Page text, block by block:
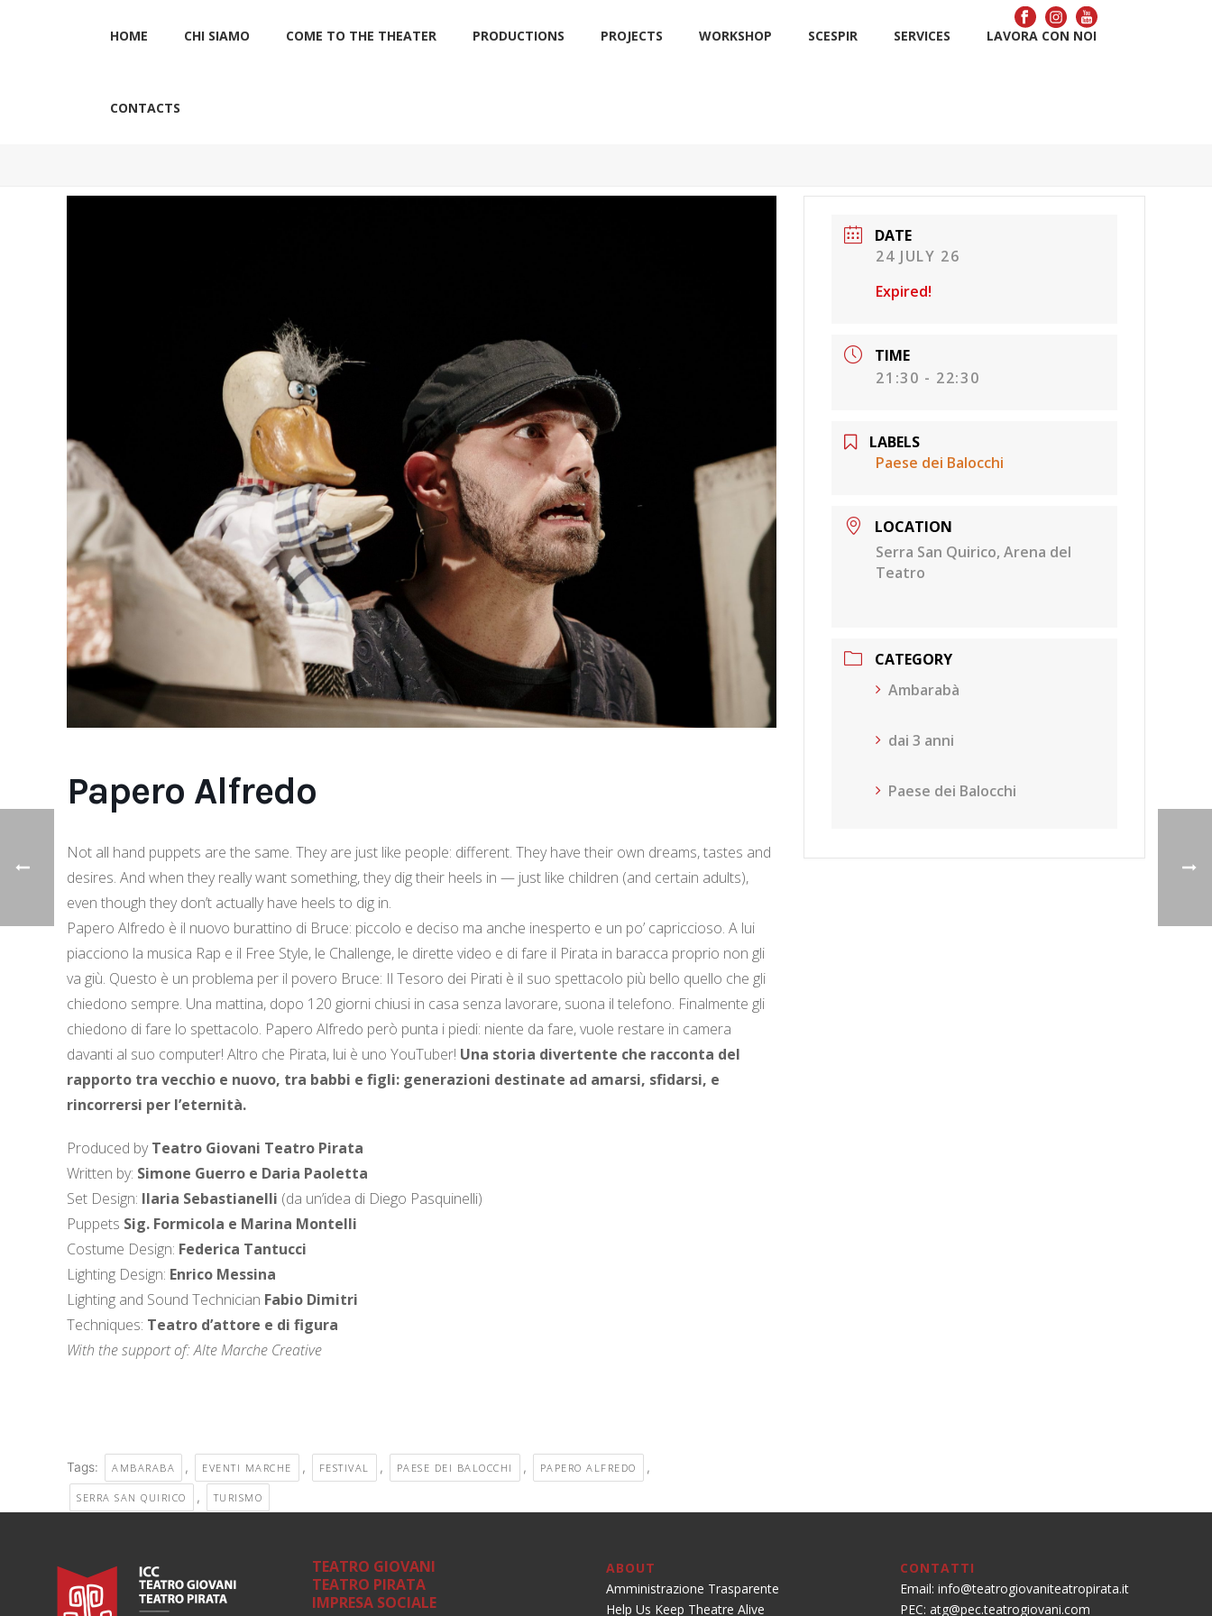
HOME CHI SIAMO COME TO THE THEATER PRODUCTIONS PROJECTS WORKSHOP SCÉSPIR SERVICES LAVORA CON NOI
CONTACTS
Papero Alfredo
Not all hand puppets are the same. They are just like people: different. They have their own dreams, tastes and
desires. And when they really want something, they dig their heels in — just like children (and certain adults),
even though they don’t actually have heels to dig in.
Papero Alfredo è il nuovo burattino di Bruce: piccolo e deciso ma anche inesperto e un po’ capriccioso. A lui
piacciono la musica Rap e il Free Style, le Challenge, le dirette video e di fare il Pirata in baracca proprio non gli
va giù. Questo è un problema per il povero Bruce: Il Tesoro dei Pirati è il suo spettacolo più bello quello che gli
chiedono sempre. Una mattina, dopo 120 giorni chiusi in casa senza lavorare, suona il telefono. Finalmente gli
chiedono di fare lo spettacolo. Papero Alfredo però punta i piedi: niente da fare, vuole restare in camera
davanti al suo computer! Altro che Pirata, lui è uno YouTuber! Una storia divertente che racconta del
rapporto tra vecchio e nuovo, tra babbi e figli: generazioni destinate ad amarsi, sfidarsi, e
rincorrersi per l’eternità.
Produced byTeatro Giovani Teatro Pirata
Written by: Simone Guerro e Daria Paoletta
Set Design: Ilaria Sebastianelli (da un’idea di Diego Pasquinelli)
Puppets Sig. Formicola e Marina Montelli
Costume Design: Federica Tantucci
Lighting Design: Enrico Messina
Lighting and Sound Technician Fabio Dimitri
Techniques: Teatro d’attore e di figura
With the support of: Alte Marche Creative
Tags: AMBARABA , EVENTI MARCHE , FESTIVAL , PAESE DEI BALOCCHI , PAPERO ALFREDO ,
SERRA SAN QUIRICO , TURISMO
DATE
24 JULY 26
Expired!
TIME
21:30 - 22:30
LABELS
Paese dei Balocchi
LOCATION
Serra San Quirico, Arena del
Teatro
CATEGORY
Ambarabà
dai 3 anni
Paese dei Balocchi
TEATRO GIOVANI
TEATRO PIRATA
IMPRESA SOCIALE
ABOUT
Amministrazione Trasparente
Help Us Keep Theatre Alive
CONTATTI
Email: info@teatrogiovaniteatropirata.it
PEC: atg@pec.teatrogiovani.com